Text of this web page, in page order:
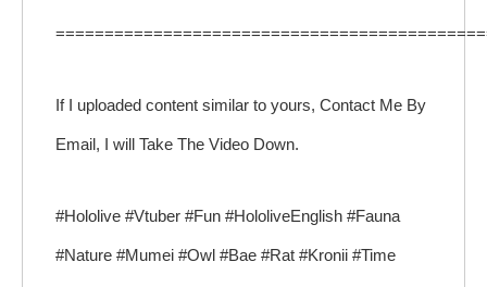
If I uploaded content similar to yours, Contact Me By
Email, I will Take The Video Down.
#Hololive #Vtuber #Fun #HololiveEnglish #Fauna
#Nature #Mumei #Owl #Bae #Rat #Kronii #Time